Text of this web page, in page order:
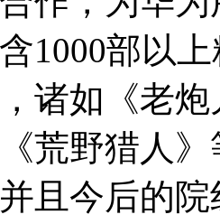
1000部以
诸如《老
荒野猎人
且今后的